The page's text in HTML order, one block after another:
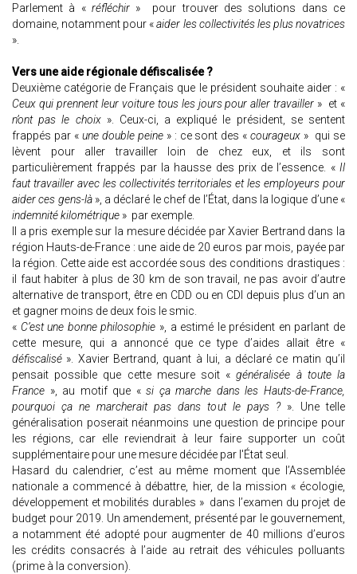
Parlement à «réfléchir » pour trouver des solutions dans ce
domaine, notamment pour «aider les collectivités les plus novatrices
».
Vers une aide régionale défiscalisée ?
Deuxième catégorie de Français que le président souhaite aider : «
Ceux qui prennent leur voiture tous les jours pour aller travailler » et «
n’ont pas le choix». Ceux-ci, a expliqué le président, se sentent
frappés par « une double peine» : ce sont des «courageux » qui se
lèvent pour aller travailler loin de chez eux, et ils sont
particulièrement frappés par la hausse des prix de l’essence. « Il
faut travailler avec les collectivités territoriales et les employeurs pour
aider ces gens-là», a déclaré le chef de l’État, dans la logique d’une «
indemnité kilométrique » par exemple.
Il a pris exemple sur la mesure décidée par Xavier Bertrand dans la
région Hauts-de-France : une aide de 20 euros par mois, payée par
la région. Cette aide est accordée sous des conditions drastiques :
il faut habiter à plus de 30 km de son travail, ne pas avoir d’autre
alternative de transport, être en CDD ou en CDI depuis plus d’un an
et gagner moins de deux fois le smic.
« C’est une bonne philosophie », a estimé le président en parlant de
cette mesure, qui a annoncé que ce type d’aides allait être «
défiscalisé ». Xavier Bertrand, quant à lui, a déclaré ce matin qu’il
pensait possible que cette mesure soit « généralisée à toute la
France », au motif que «si ça marche dans les Hauts-de-France,
pourquoi ça ne marcherait pas dans tout le pays ?». Une telle
généralisation poserait néanmoins une question de principe pour
les régions, car elle reviendrait à leur faire supporter un coût
supplémentaire pour une mesure décidée par l'État seul.
Hasard du calendrier, c’est au même moment que l’Assemblée
nationale a commencé à débattre, hier, de la mission « écologie,
développement et mobilités durables » dans l’examen du projet de
budget pour 2019. Un amendement, présenté par le gouvernement,
a notamment été adopté pour augmenter de 40 millions d’euros
les crédits consacrés à l’aide au retrait des véhicules polluants
(prime à la conversion).